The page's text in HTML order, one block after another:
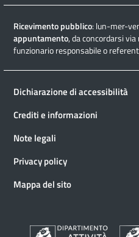
Ricevimento pubblico: lun-mer-
appuntamento, da concordarsi
funzionario responsabile o
Dichiarazione di accessibilità
Crediti e informazioni
Note legali
Privacy policy
Mappa del sito